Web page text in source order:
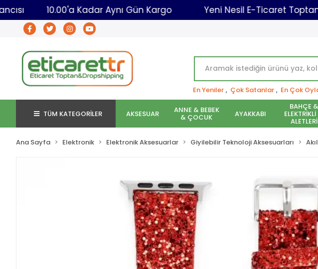
Toptancısı 10.00'a Kadar Aynı Gün Kargo Yeni Nesil E-Ticaret
En Yeniler , Çok Satanlar , En Çok
TÜM KATEGORİLER AKSESUAR ANNE & BEBEK
& ÇOCUK AYAKKABI
BAHÇE &
ELEKTRİKLİ
ALETLERİ
Ana Sayfa Elektronik Elektronik Aksesuarlar Giyilebilir Teknoloji Aksesuarları